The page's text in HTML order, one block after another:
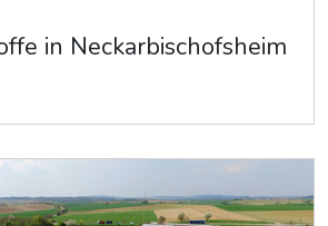
in Neckarbischofsheim